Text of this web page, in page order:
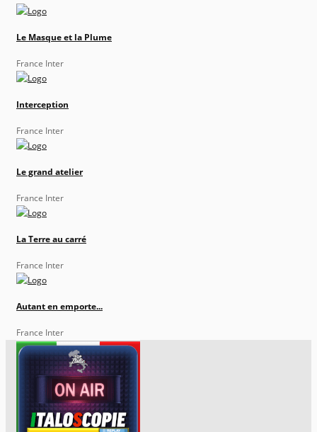
Le Masque et la Plume
France Inter
Interception
France Inter
Le grand atelier
France Inter
La Terre au carré
France Inter
Autant en emporte...
France Inter